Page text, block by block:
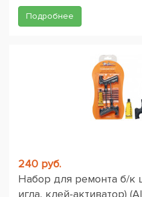
Подробнее
240 руб.
Набор для ремонта б/к
игла, клей-активатор)